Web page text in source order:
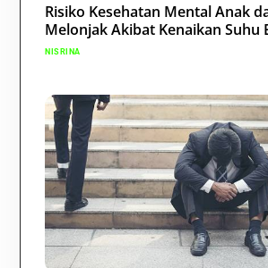
Risiko Kesehatan Mental Anak
Melonjak Akibat Kenaikan Suhu
NISRINA